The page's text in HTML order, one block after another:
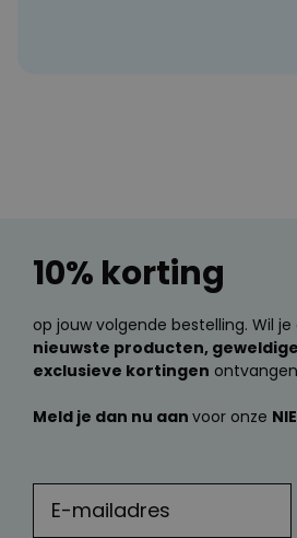
10% korting
op jouw volgende bestelling. Wil
nieuwste producten,
exclusieve kortingen
Meld je dan nu aan voor onze